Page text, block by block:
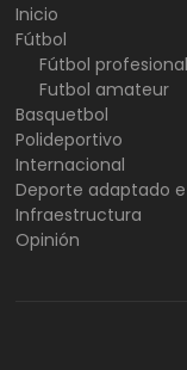
Inicio
Fútbol
Fútbol profesional
Futbol amateur
Basquetbol
Polideportivo
Internacional
Deporte adaptado
Infraestructura
Opinión